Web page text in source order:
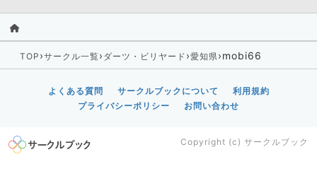
TOP ›サークル一覧› ダーツ・ビリヤード ›愛知県›mobi66
よくある質問 サークルブックについて
利用規約
プライバシーポリシー
お問い合わせ
Copyright (c) サークルブック